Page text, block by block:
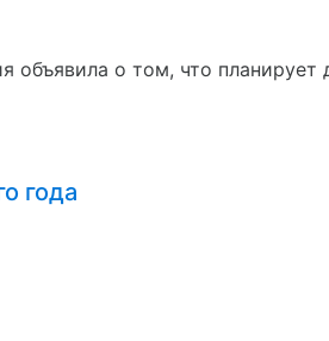
объявила о том, что планирует
года